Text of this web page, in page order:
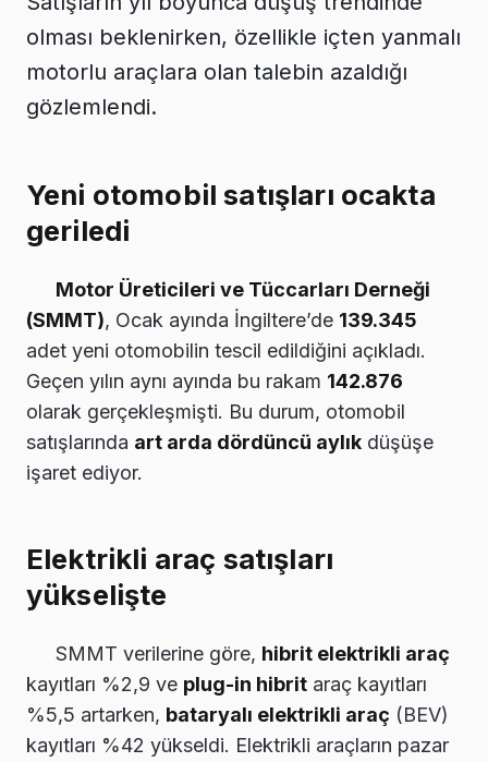
olması beklenirken, özellikle içten yanmalı
motorlu araçlara olan talebin azaldığı
gözlemlendi.
Yeni otomobil satışları ocakta
geriledi
Motor Üreticileri ve Tüccarları Derneği
(SMMT), Ocak ayında İngiltere’de 139.345
adet yeni otomobilin tescil edildiğini açıkladı.
Geçen yılın aynı ayında bu rakam 142.876
olarak gerçekleşmişti. Bu durum, otomobil
satışlarında art arda dördüncü aylık düşüşe
işaret ediyor.
Elektrikli araç satışları
yükselişte
SMMT verilerine göre, hibrit elektrikli araç
kayıtları %2,9 ve plug-in hibrit araç kayıtları
%5,5 artarken, bataryalı elektrikli araç (BEV)
kayıtları %42 yükseldi. Elektrikli araçların pazar